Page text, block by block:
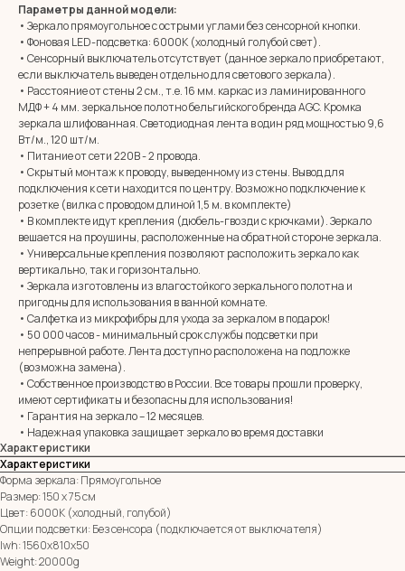
Параметры данной модели:
• Зеркало прямоугольное с острыми углами без сенсорной кнопки.
• Фоновая LED-подсветка: 6000К (холодный голубой свет).
• Сенсорный выключатель отсутствует (данное зеркало приобретают,
если выключатель выведен отдельно для светового зеркала).
• Расстояние от стены 2 см., т.е. 16 мм. каркас из ламинированного
МДФ + 4 мм. зеркальное полотно бельгийского бренда AGC. Кромка
зеркала шлифованная. Светодиодная лента в один ряд мощностью 9,6
Вт/м., 120 шт/м.
• Питание от сети 220В - 2 провода.
• Скрытый монтаж к проводу, выведенному из стены. Вывод для
подключения к сети находится по центру. Возможно подключение к
розетке (вилка с проводом длиной 1,5 м. в комплекте)
• В комплекте идут крепления (дюбель-гвозди с крючками). Зеркало
вешается на проушины, расположенные на обратной стороне зеркала.
• Универсальные крепления позволяют расположить зеркало как
вертикально, так и горизонтально.
• Зеркала изготовлены из влагостойкого зеркального полотна и
пригодны для использования в ванной комнате.
• Салфетка из микрофибры для ухода за зеркалом в подарок!
• 50 000 часов - минимальный срок службы подсветки при
непрерывной работе. Лента доступно расположена на подложке
(возможна замена).
• Собственное производство в России. Все товары прошли проверку,
имеют сертификаты и безопасны для использования!
• Гарантия на зеркало – 12 месяцев.
• Надежная упаковка защищает зеркало во время доставки
Характеристики
Характеристики
Форма зеркала: Прямоугольное
Размер: 150 х 75 см
Цвет: 6000К (холодный, голубой)
Опции подсветки: Без сенсора (подключается от выключателя)
lwh: 1560x810x50
Weight: 20000g
MIRROR ROOM
+7 (961) 595-72-73
E-mail:
Адрес: 350037, г. Краснодар,
х. им. Ленина, ДНТ Виктория,
ул. Казачья, д. 2А
zerkala@ksk23.ru
Остались вопросы?
Оставь заявку и мы с Вами свяжемся
Имя
Телефон
+7